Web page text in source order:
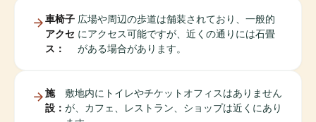
車椅子
アクセ
ス：
広場や周辺の歩道は舗装されており、一般的
にアクセス可能ですが、近くの通りには石畳
がある場合があります。
施
設：
敷地内にトイレやチケットオフィスはありません
が、カフェ、レストラン、ショップは近くにあり